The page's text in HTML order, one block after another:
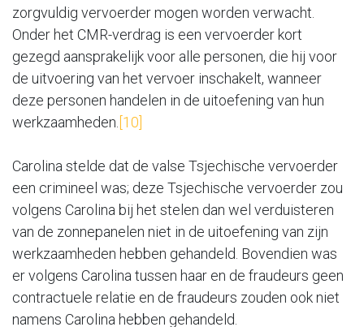
zorgvuldig vervoerder mogen worden verwacht.
Onder het CMR-verdrag is een vervoerder kort
gezegd aansprakelijk voor alle personen, die hij voor
de uitvoering van het vervoer inschakelt, wanneer
deze personen handelen in de uitoefening van hun
werkzaamheden. [10]
Carolina stelde dat de valse Tsjechische vervoerder
een crimineel was; deze Tsjechische vervoerder zou
volgens Carolina bij het stelen dan wel verduisteren
van de zonnepanelen niet in de uitoefening van zijn
werkzaamheden hebben gehandeld. Bovendien was
er volgens Carolina tussen haar en de fraudeurs geen
contractuele relatie en de fraudeurs zouden ook niet
namens Carolina hebben gehandeld.